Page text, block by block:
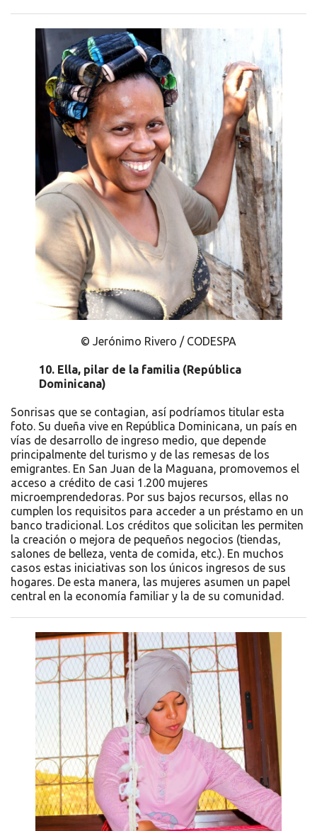
© Jerónimo Rivero / CODESPA
10. Ella, pilar de la familia (República
Dominicana)
Sonrisas que se contagian, así podríamos titular esta
foto. Su dueña vive en República Dominicana, un país en
vías de desarrollo de ingreso medio, que depende
principalmente del turismo y de las remesas de los
emigrantes. En San Juan de la Maguana, promovemos el
acceso a crédito de casi 1.200 mujeres
microemprendedoras. Por sus bajos recursos, ellas no
cumplen los requisitos para acceder a un préstamo en un
banco tradicional. Los créditos que solicitan les permiten
la creación o mejora de pequeños negocios (tiendas,
salones de belleza, venta de comida, etc.). En muchos
casos estas iniciativas son los únicos ingresos de sus
hogares. De esta manera, las mujeres asumen un papel
central en la economía familiar y la de su comunidad.